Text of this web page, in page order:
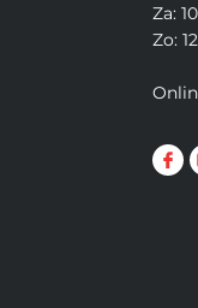
Za:
Zo: